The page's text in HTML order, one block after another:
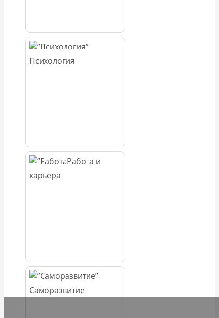
Психология
Работа и
карьера
Саморазвитие